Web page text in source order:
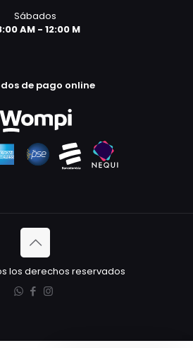
Sábados
AM - 12:00 M
de pago online
los derechos reservados